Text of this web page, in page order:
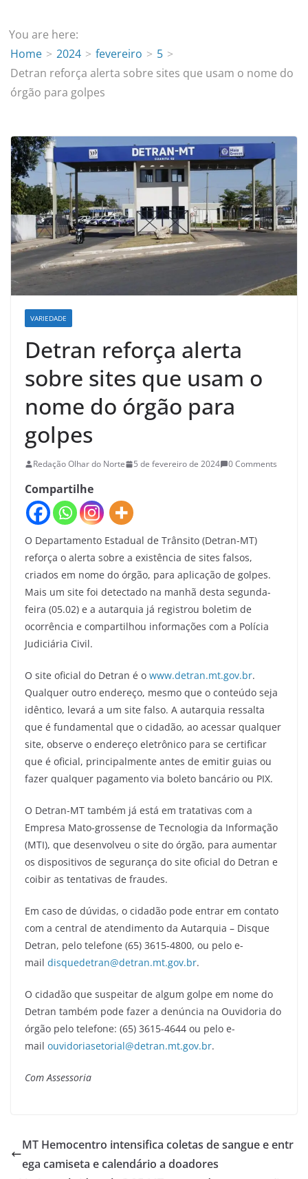
You are here:
Home
2024 fevereiro
5
Detran reforça alerta sobre sites que usam o nome do
órgão para golpes
VARIEDADE
Detran reforça alerta
sobre sites que usam o
nome do órgão para
golpes
Redação Olhar do Norte 5 de fevereiro de 2024 0 Comments
Compartilhe
O Departamento Estadual de Trânsito (Detran-MT)
reforça o alerta sobre a existência de sites falsos,
criados em nome do órgão, para aplicação de golpes.
Mais um site foi detectado na manhã desta segunda-
feira (05.02) e a autarquia já registrou boletim de
ocorrência e compartilhou informações com a Polícia
Judiciária Civil.
O site oficial do Detran é o www.detran.mt.gov.br.
Qualquer outro endereço, mesmo que o conteúdo seja
idêntico, levará a um site falso. A autarquia ressalta
que é fundamental que o cidadão, ao acessar qualquer
site, observe o endereço eletrônico para se certificar
que é oficial, principalmente antes de emitir guias ou
fazer qualquer pagamento via boleto bancário ou PIX.
O Detran-MT também já está em tratativas com a
Empresa Mato-grossense de Tecnologia da Informação
(MTI), que desenvolveu o site do órgão, para aumentar
os dispositivos de segurança do site oficial do Detran e
coibir as tentativas de fraudes.
Em caso de dúvidas, o cidadão pode entrar em contato
com a central de atendimento da Autarquia – Disque
Detran, pelo telefone (65) 3615-4800, ou pelo e-
mail disquedetran@detran.mt.gov.br.
O cidadão que suspeitar de algum golpe em nome do
Detran também pode fazer a denúncia na Ouvidoria do
órgão pelo telefone: (65) 3615-4644 ou pelo e-
mail ouvidoriasetorial@detran.mt.gov.br.
Com Assessoria
MT Hemocentro intensifica coletas de sangue e entr
ega camiseta e calendário a doadores